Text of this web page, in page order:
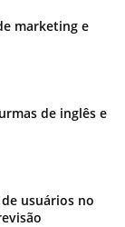
marketing e
de inglês e
usuários no